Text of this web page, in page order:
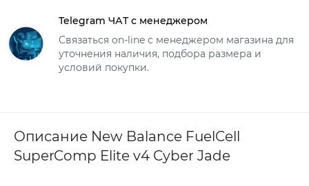
Telegram ЧАТ с менеджером
Связаться on-line с менеджером магазина для
уточнения наличия, подбора размера и
условий покупки.
Описание New Balance FuelCell
SuperComp Elite v4 Cyber Jade